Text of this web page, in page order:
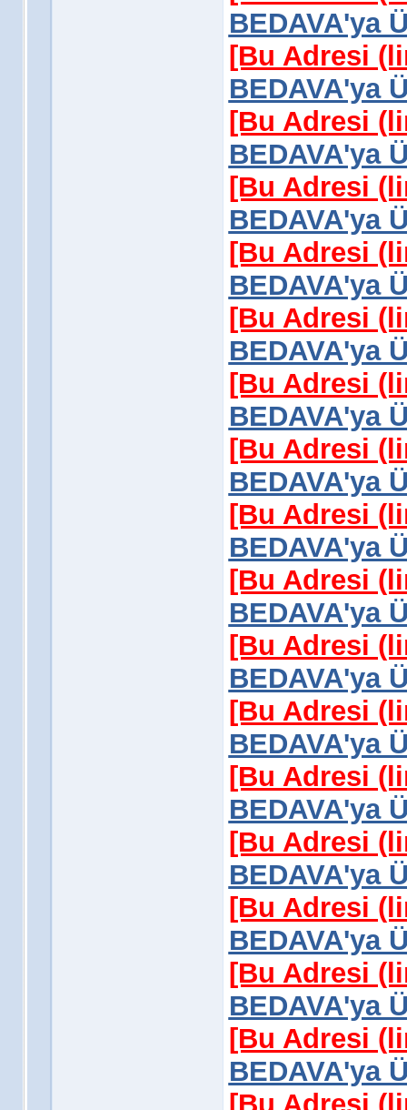
BEDAVA'ya
[Bu Adresi
BEDAVA'ya
[Bu Adresi
BEDAVA'ya
[Bu Adresi
BEDAVA'ya
[Bu Adresi
BEDAVA'ya
[Bu Adresi
BEDAVA'ya
[Bu Adresi
BEDAVA'ya
[Bu Adresi
BEDAVA'ya
[Bu Adresi
BEDAVA'ya
[Bu Adresi
BEDAVA'ya
[Bu Adresi
BEDAVA'ya
[Bu Adresi
BEDAVA'ya
[Bu Adresi
BEDAVA'ya
[Bu Adresi
BEDAVA'ya
[Bu Adresi
BEDAVA'ya
[Bu Adresi
BEDAVA'ya
[Bu Adresi
BEDAVA'ya